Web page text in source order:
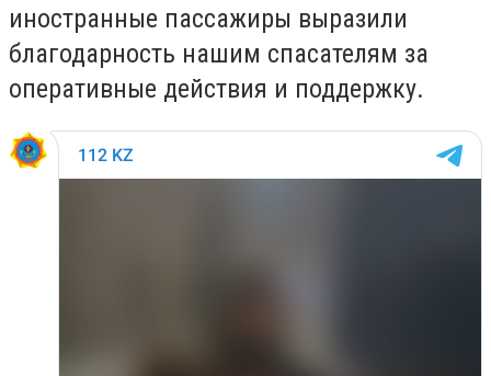
иностранные пассажиры выразили
благодарность нашим спасателям за
оперативные действия и поддержку.